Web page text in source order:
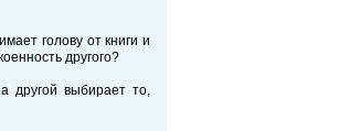
голову от книги и
другого?
другой выбирает то,